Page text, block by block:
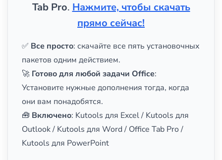
Tab Pro. Нажмите, чтобы скачать
прямо сейчас!
✅ Все просто: скачайте все пять установочных
пакетов одним действием.
🚀 Готово для любой задачи Office:
Установите нужные дополнения тогда, когда
они вам понадобятся.
🧰 Включено: Kutools для Excel / Kutools для
Outlook / Kutools для Word / Office Tab Pro /
Kutools для PowerPoint